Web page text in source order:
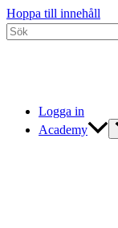
Hoppa till innehåll
Logga in
Academy